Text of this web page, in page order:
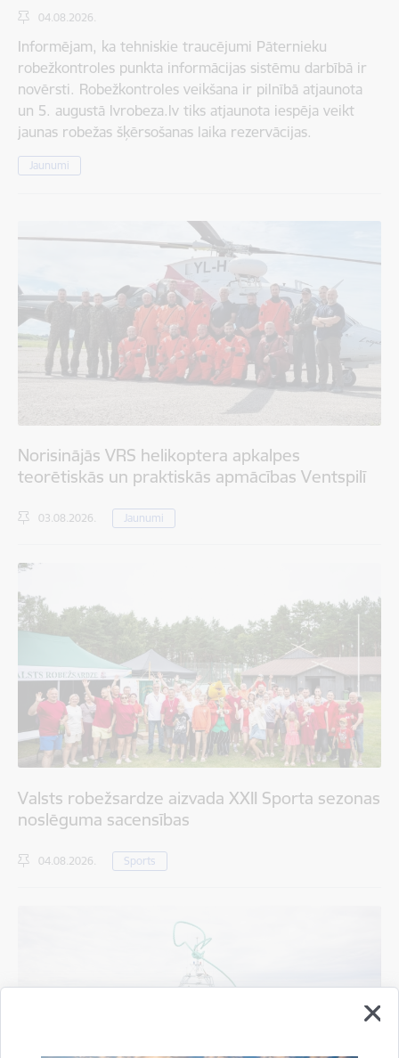
04.08.2026.
Informējam, ka tehniskie traucējumi Pāternieku
robežkontroles punkta informācijas sistēmu darbībā ir
novērsti. Robežkontroles veikšana ir pilnībā atjaunota
un 5. augustā lvrobeza.lv tiks atjaunota iespēja veikt
jaunas robežas šķērsošanas laika rezervācijas.
Jaunumi
Norisinājās VRS helikoptera apkalpes
teorētiskās un praktiskās apmācības Ventspilī
03.08.2026. Jaunumi
Valsts robežsardze aizvada XXII Sporta sezonas
noslēguma sacensības
04.08.2026. Sports